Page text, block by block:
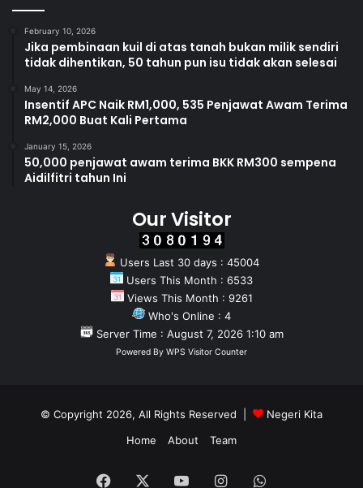
February 10, 2026
Jika pembinaan kuil di atas tanah bukan milik sendiri
tidak dihentikan, 50 tahun pun isu tidak akan selesai
May 14, 2026
Insentif APC Naik RM1,000, 535 Penjawat Awam Terima
RM2,000 Buat Kali Pertama
January 15, 2026
50,000 penjawat awam terima BKK RM300 sempena
Aidilfitri tahun Ini
Our Visitor
Users Last 30 days : 45004
Users This Month : 6533
Views This Month : 9261
Who's Online : 4
Server Time : August 7, 2026 1:10 am
Powered By WPS Visitor Counter
© Copyright 2026, All Rights Reserved |
Negeri Kita
Home
About Team
Facebook YouTubeInstagramWhatsApp